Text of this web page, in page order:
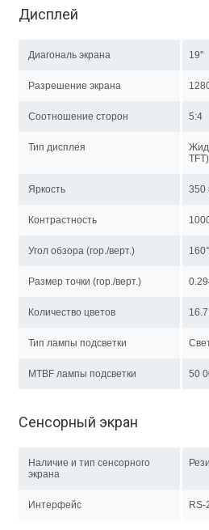
Дисплей
Диагональ экрана 19''
Разрешение экрана
Соотношение сторон 5:4
Тип дисплея
Яркость 350
Контрастность
Угол обзора (гор./верт.)
Размер точки (гор./верт.)
Количество цветов
Тип лампы подсветки
MTBF лампы подсветки 50
Сенсорный экран
Наличие и тип сенсорного
экрана
Интерфейс